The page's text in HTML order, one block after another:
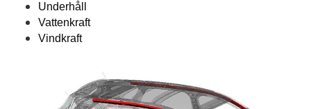
Underhåll
Vattenkraft
Vindkraft